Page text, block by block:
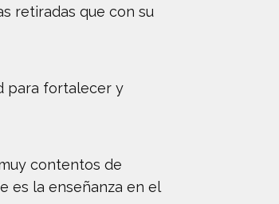
retiradas que con su
para fortalecer y
contentos de
es la enseñanza en el